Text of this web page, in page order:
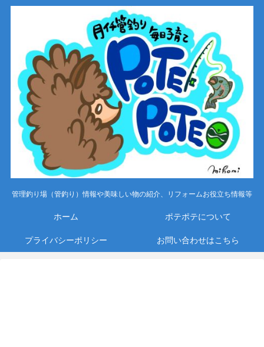
管理釣り場（管釣り）情報や美味しい物の紹介、リフォームお役立ち情報等
ホーム ポテポテについて
プライバシーポリシー お問い合わせはこちら